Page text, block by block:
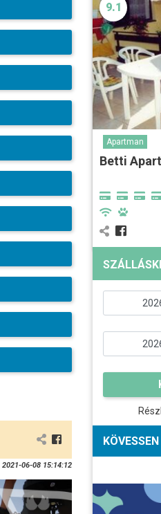
2021-06-08 15:14:12
9.1
Apartman
Betti